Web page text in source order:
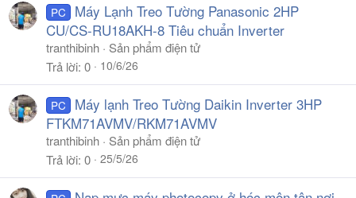
PC
Máy Lạnh Treo Tường Panasonic 2HP
CU/CS-RU18AKH-8 Tiêu chuẩn Inverter
tranthibinh
Sản phẩm điện tử
Trả lời 0 10/6/26
PC
Máy lạnh Treo Tường Daikin Inverter 3HP
FTKM71AVMV/RKM71AVMV
tranthibinh
Sản phẩm điện tử
Trả lời 0 25/5/26